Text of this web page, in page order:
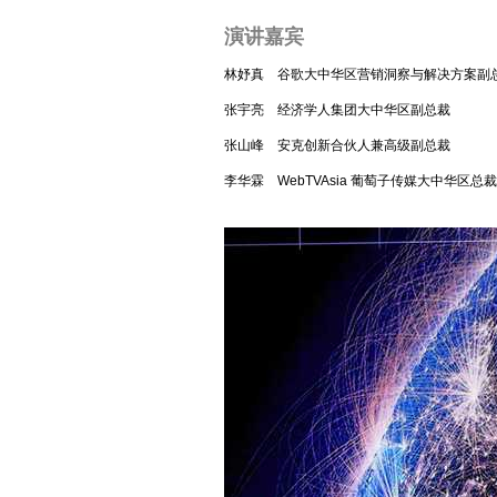
演讲嘉宾
林妤真 谷歌大中华区营销洞察与解决方案副
张宇亮 经济学人集团大中华区副总裁
张山峰 安克创新合伙人兼高级副总裁
李华霖 WebTVAsia 葡萄子传媒大中华区总裁